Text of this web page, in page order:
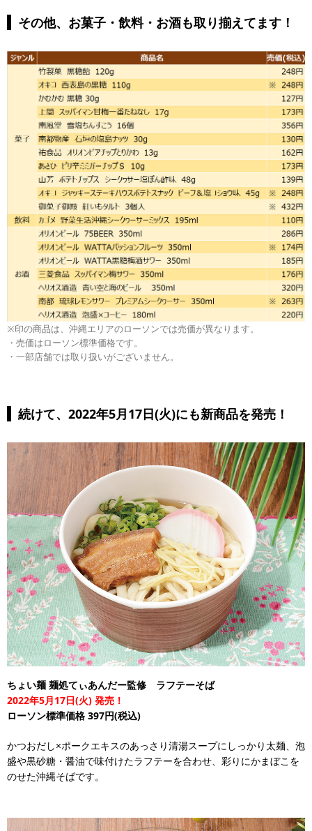
その他、お菓子・飲料・お酒も取り揃えてます！
※印の商品は、沖縄エリアのローソンでは売価が異なります。
・売価はローソン標準価格です。
・一部店舗では取り扱いがございません。
続けて、2022年5月17日(火)にも新商品を発売！
ちょい麺 麺処てぃあんだー監修 ラフテーそば
2022年5月17日(火) 発売！
ローソン標準価格 397円(税込)
かつおだし×ポークエキスのあっさり清湯スープにしっかり太麺、泡
盛や黒砂糖・醤油で味付けたラフテーを合わせ、彩りにかまぼこを
のせた沖縄そばです。